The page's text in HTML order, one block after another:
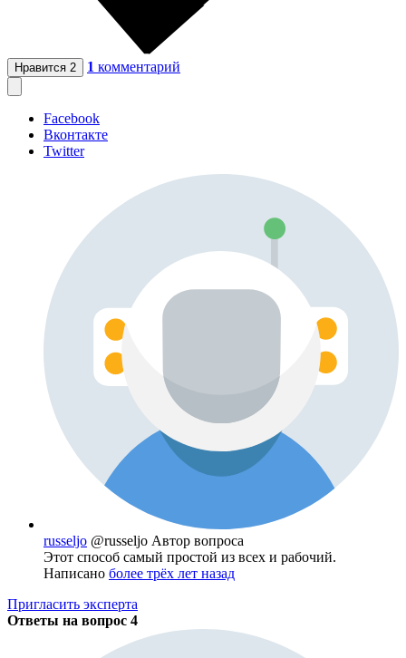
Нравится 2 1 комментарий
Facebook
Вконтакте
Twitter
russeljo @russeljo Автор вопроса
Этот способ самый простой из всех и рабочий.
Написано более трёх лет назад
Пригласить эксперта
Ответы на вопрос 4